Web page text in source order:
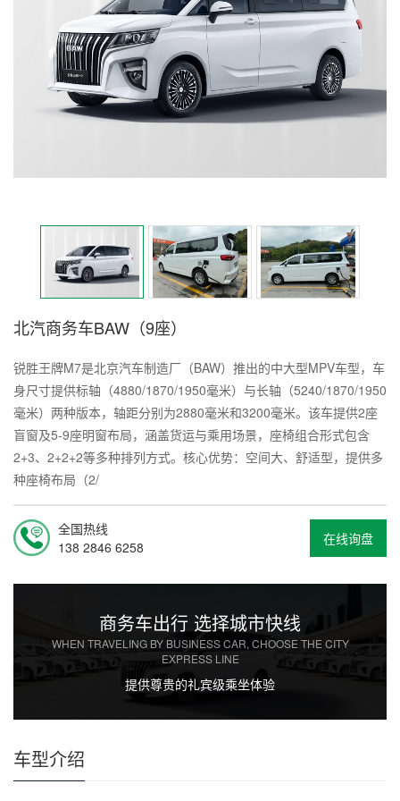
北汽商务车BAW（9座）
锐胜王牌M7是北京汽车制造厂（BAW）推出的中大型MPV车型，车
身尺寸提供标轴（4880/1870/1950毫米）与长轴（5240/1870/1950
毫米）两种版本，轴距分别为2880毫米和3200毫米。该车提供2座
盲窗及5-9座明窗布局，涵盖货运与乘用场景，座椅组合形式包含
2+3、2+2+2等多种排列方式。核心优势：空间大、舒适型，提供多
种座椅布局（2/
在线询盘
全国热线
138 2846 6258
商务车出行 选择城市快线
WHEN TRAVELING BY BUSINESS CAR, CHOOSE THE CITY
EXPRESS LINE
提供尊贵的礼宾级乘坐体验
车型介绍